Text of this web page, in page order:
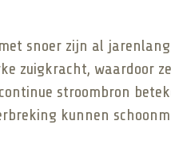
snoer zijn al
zuigkracht, waardoor
stroombron
kunnen